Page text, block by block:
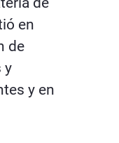
en
de
y
y en